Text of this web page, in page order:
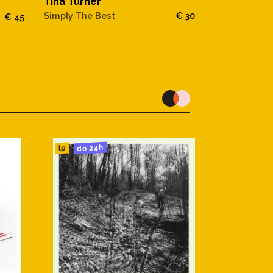
€ 45 Simply The Best € 30
lp do 24h